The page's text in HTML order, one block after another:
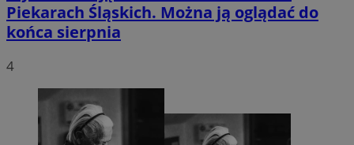
Piekarach Śląskich. Można ją oglądać do
końca sierpnia
4